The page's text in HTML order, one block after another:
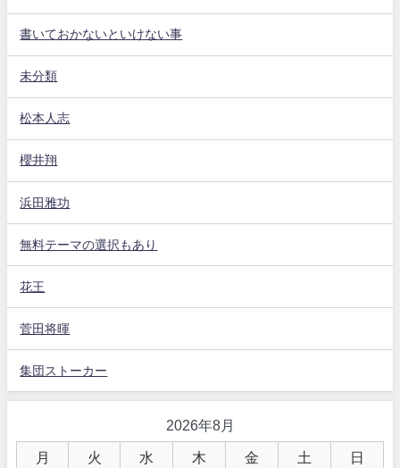
書いておかないといけない事
未分類
松本人志
櫻井翔
浜田雅功
無料テーマの選択もあり
花王
菅田将暉
集団ストーカー
2026年8月
月 火 水 木 金 土 日